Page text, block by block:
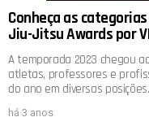
Conheça as
Jiu-Jitsu Awards por
A temporada 2023 chegou
atletas, professores e
do ano em diversas posições.
há 3 anos